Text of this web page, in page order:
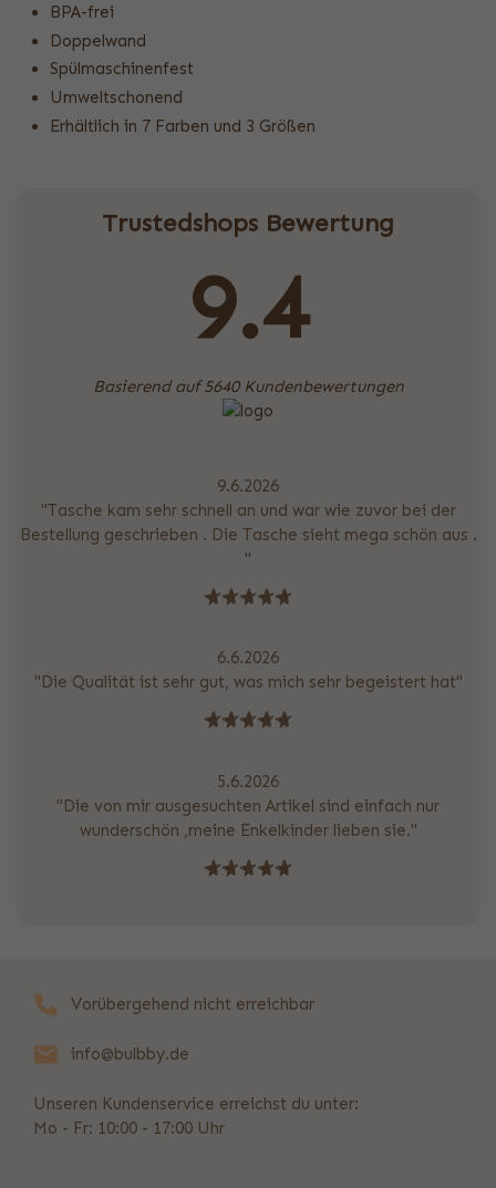
BPA-frei
Doppelwand
Spülmaschinenfest
Umweltschonend
Erhältlich in 7 Farben und 3 Größen
Trustedshops Bewertung
9.4
Basierend auf 5640 Kundenbewertungen
9.6.2026
"Tasche kam sehr schnell an und war wie zuvor bei der
Bestellung geschrieben . Die Tasche sieht mega schön aus .
"
6.6.2026
"Die Qualität ist sehr gut, was mich sehr begeistert hat"
5.6.2026
"Die von mir ausgesuchten Artikel sind einfach nur
wunderschön ,meine Enkelkinder lieben sie."
Vorübergehend nicht erreichbar
info@bulbby.de
Unseren Kundenservice erreichst du unter:
Mo - Fr: 10:00 - 17:00 Uhr